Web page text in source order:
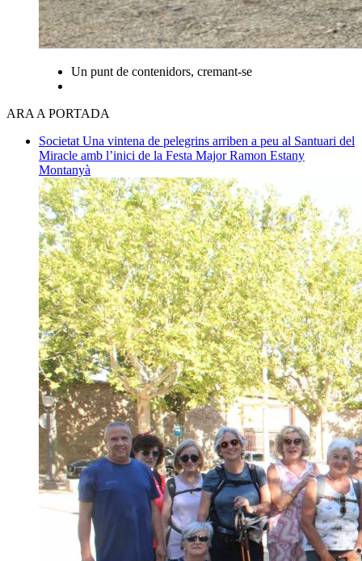
Un punt de contenidors, cremant-se
ARA A PORTADA
Societat Una vintena de pelegrins arriben a peu al Santuari del
Miracle amb l’inici de la Festa MajorRamon Estany
Montanyà